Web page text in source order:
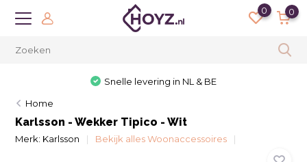
0 0
Snelle levering in NL & BE
Home
Karlsson - Wekker Tipico - Wit
Merk: Karlsson Bekijk alles Woonaccessoires